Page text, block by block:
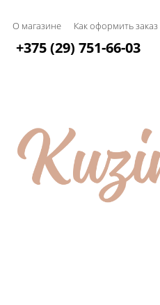
О магазине Как оформить заказ
+375 (29) 751-66-03